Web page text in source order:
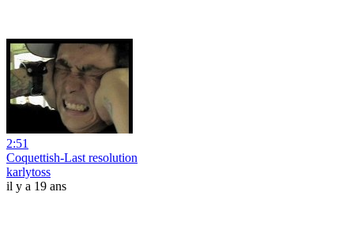
2:51
Coquettish-Last resolution
karlytoss
il y a 19 ans